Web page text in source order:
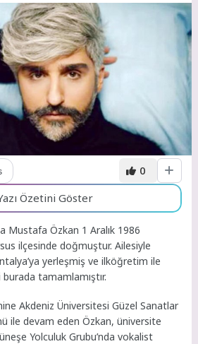
0
Özetini Göster
Mustafa Özkan 1 Aralık 1986
ilçesinde doğmuştur. Ailesiyle
yerleşmiş ve ilköğretim ile
tamamlamıştır.
Akdeniz Üniversitesi Güzel Sanatlar
ile devam eden Özkan, üniversite
Yolculuk Grubu’nda vokalist